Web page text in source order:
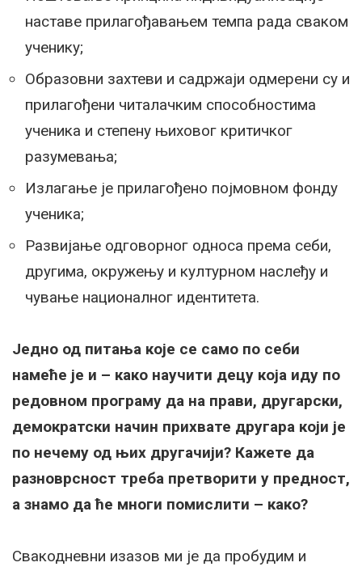
наставе прилагођавањем темпа рада сваком
ученику;
Образовни захтеви и садржаји одмерени су и
прилагођени читалачким способностима
ученика и степену њиховог критичког
разумевања;
Излагање је прилагођено појмовном фонду
ученика;
Развијање одговорног односа према себи,
другима, окружењу и културном наслеђу и
чување националног идентитета.
Једно од питања које се само по себи
намеће је и – како научити децу која иду по
редовном програму да на прави, другарски,
демократски начин прихвате другара који је
по нечему од њих другачији? Кажете да
разноврсност треба претворити у предност,
а знамо да ће многи помислити – како?
Свакодневни изазов ми је да пробудим и